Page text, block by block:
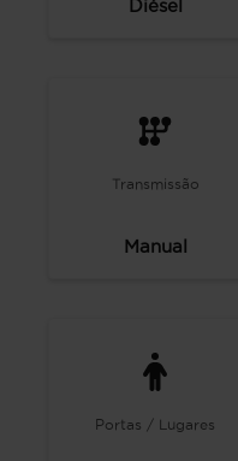
Diésel
Transmissão
Manual
Portas / Lugares